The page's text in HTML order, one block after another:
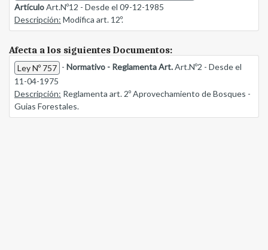
ArtículoArt.Nº12 - Desde el 09-12-1985
Descripción: Modifica art. 12º.
Afecta a los siguientes Documentos:
Ley Nº 757 - Normativo - Reglamenta Art.Art.Nº2 - Desde el
11-04-1975
Descripción: Reglamenta art. 2º Aprovechamiento de Bosques -
Guias Forestales.